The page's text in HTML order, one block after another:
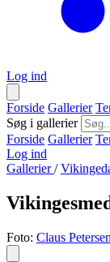
Log ind
Forside Gallerier
Søg i gallerier
Forside Gallerier
Log ind
Gallerier/
Foto: Claus Petersen